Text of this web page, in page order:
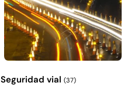
Seguridad vial (37)